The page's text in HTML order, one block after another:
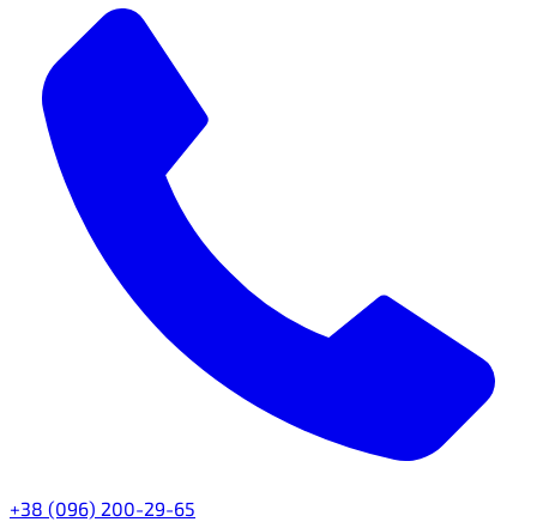
+38 (096) 200-29-65